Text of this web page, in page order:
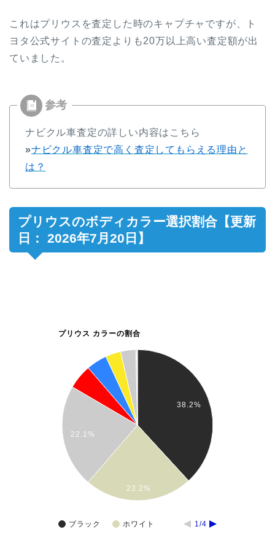
これはプリウスを査定した時のキャプチャですが、ト
ヨタ公式サイトの査定よりも20万以上高い査定額が出
ていました。
ナビクル車査定の詳しい内容はこちら
»ナビクル車査定で高く査定してもらえる理由と
は？
プリウスのボディカラー選択割合【更新
日： 2026年7月20日】
プリウス カラーの割合
ブラック ホワイト 1/4
38.2%
22.1%
23.2%